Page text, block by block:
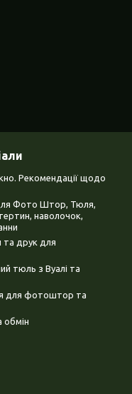
Рекомендації щодо
Фото Штор, Тюля,
наволочок,
та друк для
тюль з Вуалі та
для фотоштор та
обмін